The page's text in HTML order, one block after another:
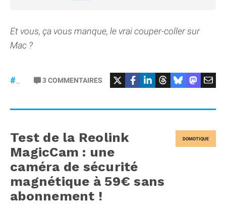
Et vous, ça vous manque, le vrai couper-coller sur
Mac ?
3COMMENTAIRES
DOMOTIQUE
Test de la Reolink
MagicCam : une
caméra de sécurité
magnétique à 59€ sans
abonnement !